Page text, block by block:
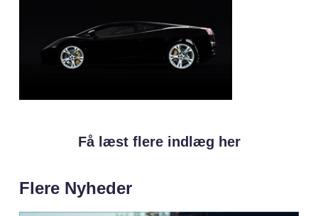
Få læst flere indlæg her
Flere Nyheder